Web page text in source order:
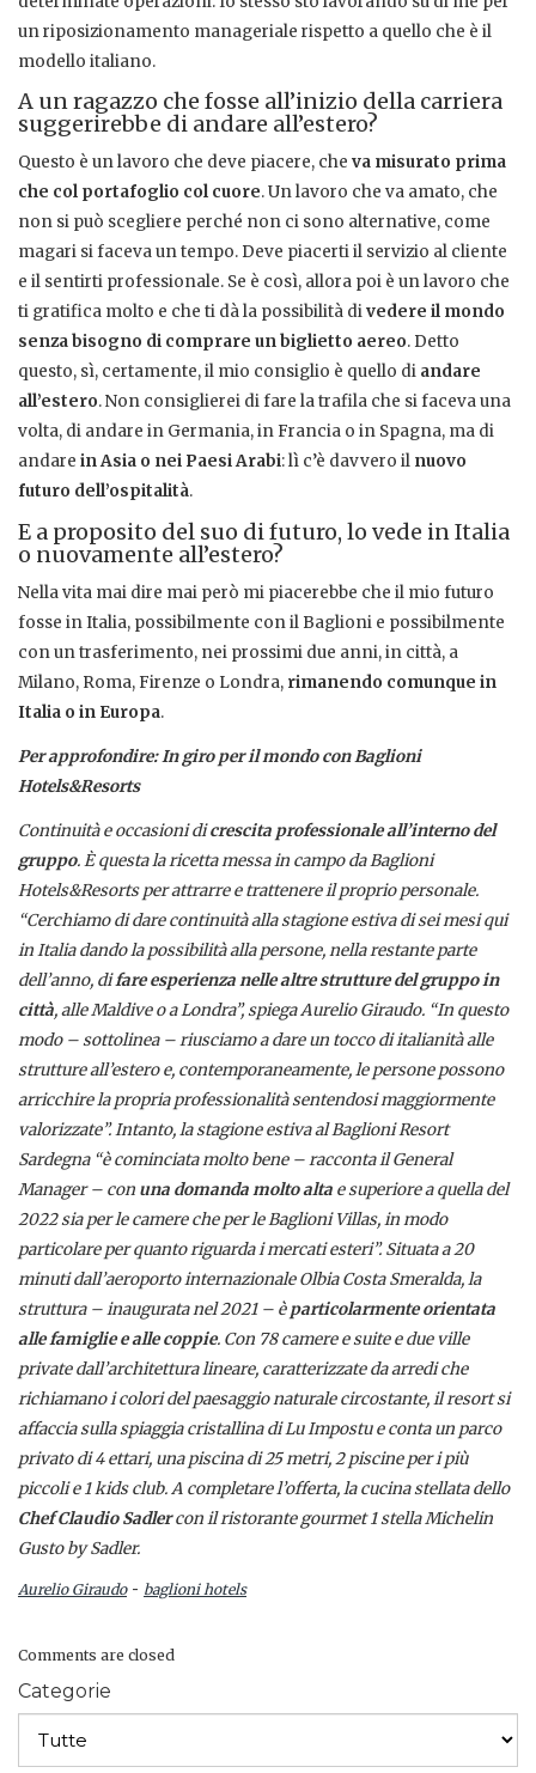
un riposizionamento manageriale rispetto a quello che è il
modello italiano.
A un ragazzo che fosse all’inizio della carriera
suggerirebbe di andare all’estero?
Questo è un lavoro che deve piacere, che va misurato prima
che col portafoglio col cuore. Un lavoro che va amato, che
non si può scegliere perché non ci sono alternative, come
magari si faceva un tempo. Deve piacerti il servizio al cliente
e il sentirti professionale. Se è così, allora poi è un lavoro che
ti gratifica molto e che ti dà la possibilità divedere il mondo
senza bisogno di comprare un biglietto aereo. Detto
questo, sì, certamente, il mio consiglio è quello di andare
all’estero. Non consiglierei di fare la trafila che si faceva una
volta, di andare in Germania, in Francia o in Spagna, ma di
andare in Asia o nei Paesi Arabi: lì c’è davvero il nuovo
futuro dell’ospitalità.
E a proposito del suo di futuro, lo vede in Italia
o nuovamente all’estero?
Nella vita mai dire mai però mi piacerebbe che il mio futuro
fosse in Italia, possibilmente con il Baglioni e possibilmente
con un trasferimento, nei prossimi due anni, in città, a
Milano, Roma, Firenze o Londra, rimanendo comunque in
Italia o in Europa.
Per approfondire: In giro per il mondo con Baglioni
Hotels&Resorts
Continuità e occasioni dicrescita professionale all’interno del
gruppo. È questa la ricetta messa in campo da Baglioni
Hotels&Resorts per attrarre e trattenere il proprio personale.
“Cerchiamo di dare continuità alla stagione estiva di sei mesi qui
in Italia dando la possibilità alla persone, nella restante parte
dell’anno, difare esperienza nelle altre strutture del gruppo in
città, alle Maldive o a Londra”, spiega Aurelio Giraudo. “In questo
modo – sottolinea – riusciamo a dare un tocco di italianità alle
strutture all’estero e, contemporaneamente, le persone possono
arricchire la propria professionalità sentendosi maggiormente
valorizzate”.Intanto, la stagione estiva al Baglioni Resort
Sardegna “è cominciata molto bene – racconta il General
Manager – con una domanda molto alta e superiore a quella del
2022 sia per le camere che per le Baglioni Villas, in modo
particolare per quanto riguarda i mercati esteri”.Situata a 20
minuti dall’aeroporto internazionale Olbia Costa Smeralda, la
struttura – inaugurata nel 2021 – èparticolarmente orientata
alle famiglie e alle coppie. Con 78 camere e suite e due ville
private dall’architettura lineare, caratterizzate da arredi che
richiamano i colori del paesaggio naturale circostante, il resort si
affaccia sulla spiaggia cristallina di Lu Impostu e conta un parco
privato di 4 ettari, una piscina di 25 metri, 2 piscine per i più
piccoli e 1 kids club. A completare l’offerta, la cucina stellata dello
ChefClaudio Sadlercon il ristorante gourmet 1 stella Michelin
Gusto by Sadler.
Aurelio Giraudo- baglioni hotels
Comments are closed
Categorie